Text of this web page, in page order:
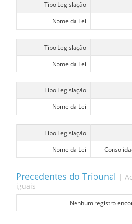
Tipo Legislação
Nome da Lei
Tipo Legislação
Nome da Lei
Tipo Legislação
Nome da Lei
Tipo Legislação
Nome da Lei
Precedentes do Tribunal |
iguais
Nenhum registro